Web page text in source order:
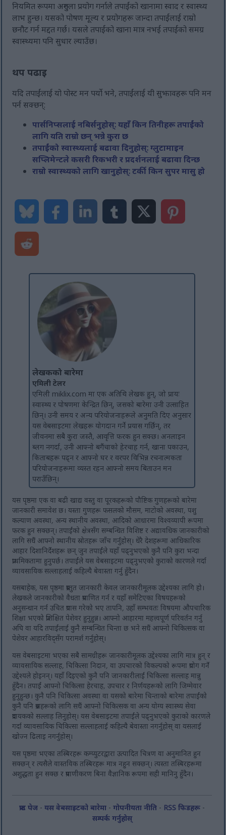
नियमित रूपमा अरुगुला प्रयोग गर्नाले तपाईंको खानामा स्वाद र स्वास्थ्य
लाभ हुन्छ। यसको पोषण मूल्य र प्रयोगहरू जान्दा तपाईंलाई राम्रो
छनौट गर्न मद्दत गर्छ। यसले तपाईंको खाना मात्र नभई तपाईंको समग्र
स्वास्थ्यमा पनि सुधार ल्याउँछ।
थप पढाइ
यदि तपाईंलाई यो पोस्ट मन पर्यो भने, तपाईंलाई यी सुझावहरू पनि मन
पर्न सक्छन्:
पार्सनिप्सलाई नबिर्सनुहोस्: यहाँ किन तिनीहरू तपाईंको
लागि यति राम्रो छन् भन्ने कुरा छ
तपाईंको स्वास्थ्यलाई बढावा दिनुहोस्: ग्लुटामाइन
सप्लिमेन्टले कसरी रिकभरी र प्रदर्शनलाई बढावा दिन्छ
राम्रो स्वास्थ्यको लागि खानुहोस्: टर्की किन सुपर मासु हो
लेखकको बारेमा
एमिली टेलर
एमिली miklix.com मा एक अतिथि लेखक हुन्, जो प्रायः
स्वास्थ्य र पोषणमा केन्द्रित छिन्, जसको बारेमा उनी उत्साहित
छिन्। उनी समय र अन्य परियोजनाहरूले अनुमति दिए अनुसार
यस वेबसाइटमा लेखहरू योगदान गर्ने प्रयास गर्छिन्, तर
जीवनमा सबै कुरा जस्तै, आवृत्ति फरक हुन सक्छ। अनलाइन
ब्लग नगर्दा, उनी आफ्नो बगैंचाको हेरचाह गर्न, खाना पकाउन,
किताबहरू पढ्न र आफ्नो घर र वरपर विभिन्न रचनात्मकता
परियोजनाहरूमा व्यस्त रहन आफ्नो समय बिताउन मन
पराउँछिन्।
यस पृष्ठमा एक वा बढी खाद्य वस्तु वा पूरकहरूको पौष्टिक गुणहरूको बारेमा
जानकारी समावेश छ। यस्ता गुणहरू फसलको मौसम, माटोको अवस्था, पशु
कल्याण अवस्था, अन्य स्थानीय अवस्था, आदिको आधारमा विश्वव्यापी रूपमा
फरक हुन सक्छन्। तपाईंको क्षेत्रसँग सम्बन्धित विशिष्ट र अद्यावधिक जानकारीको
लागि सधैं आफ्नो स्थानीय स्रोतहरू जाँच गर्नुहोस्। धेरै देशहरूमा आधिकारिक
आहार दिशानिर्देशहरू छन् जुन तपाईंले यहाँ पढ्नुभएको कुनै पनि कुरा भन्दा
प्राथमिकतामा हुनुपर्छ। तपाईंले यस वेबसाइटमा पढ्नुभएको कुराको कारणले गर्दा
व्यावसायिक सल्लाहलाई कहिल्यै बेवास्ता गर्नु हुँदैन।
यसबाहेक, यस पृष्ठमा प्रस्तुत जानकारी केवल जानकारीमूलक उद्देश्यका लागि हो।
लेखकले जानकारीको वैधता प्रमाणित गर्न र यहाँ समेटिएका विषयहरूको
अनुसन्धान गर्न उचित प्रयास गरेको भए तापनि, उहाँ सम्भवतः विषयमा औपचारिक
शिक्षा भएको प्रशिक्षित पेशेवर हुनुहुन्न। आफ्नो आहारमा महत्त्वपूर्ण परिवर्तन गर्नु
अघि वा यदि तपाईंलाई कुनै सम्बन्धित चिन्ता छ भने सधैं आफ्नो चिकित्सक वा
पेशेवर आहारविद्सँग परामर्श गर्नुहोस्।
यस वेबसाइटमा भएका सबै सामग्रीहरू जानकारीमूलक उद्देश्यका लागि मात्र हुन् र
व्यावसायिक सल्लाह, चिकित्सा निदान, वा उपचारको विकल्पको रूपमा प्रयोग गर्ने
उद्देश्यले होइनन्। यहाँ दिइएको कुनै पनि जानकारीलाई चिकित्सा सल्लाह मान्नु
हुँदैन। तपाईं आफ्नो चिकित्सा हेरचाह, उपचार र निर्णयहरूको लागि जिम्मेवार
हुनुहुन्छ। कुनै पनि चिकित्सा अवस्था वा यसको बारेमा चिन्ताको बारेमा तपाईंको
कुनै पनि प्रश्नहरूको लागि सधैं आफ्नो चिकित्सक वा अन्य योग्य स्वास्थ्य सेवा
प्रदायकको सल्लाह लिनुहोस्। यस वेबसाइटमा तपाईंले पढ्नुभएको कुराको कारणले
गर्दा व्यावसायिक चिकित्सा सल्लाहलाई कहिल्यै बेवास्ता नगर्नुहोस् वा यसलाई
खोज्न ढिलाइ नगर्नुहोस्।
यस पृष्ठमा भएका तस्बिरहरू कम्प्युटरद्वारा उत्पादित चित्रण वा अनुमानित हुन
सक्छन् र त्यसैले वास्तविक तस्बिरहरू मात्र नहुन सक्छन्। त्यस्ता तस्बिरहरूमा
अशुद्धता हुन सक्छ र प्रमाणीकरण बिना वैज्ञानिक रूपमा सही मानिनु हुँदैन।
फ्रन्ट पेज -यस वेबसाइटको बारेमा -गोपनीयता नीति - RSS फिडहरू -
सम्पर्क गर्नुहोस्